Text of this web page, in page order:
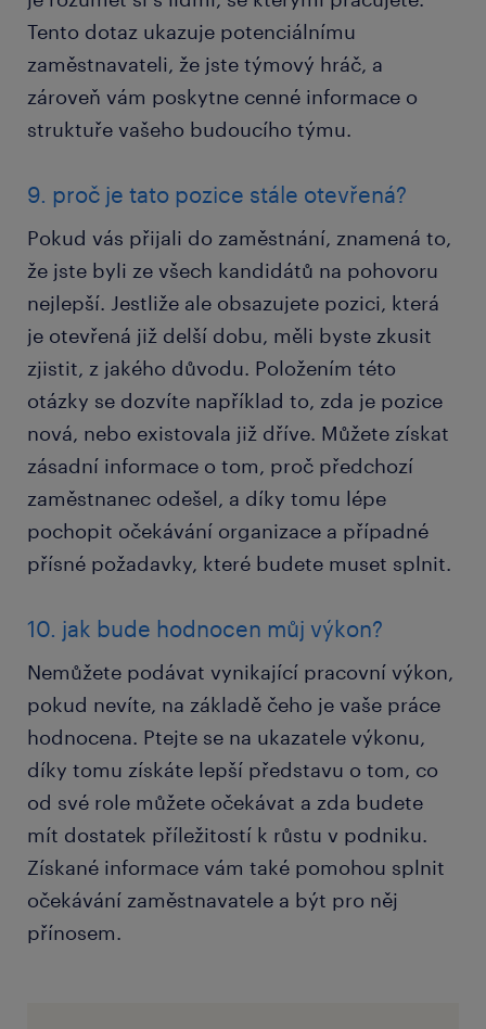
Tento dotaz ukazuje potenciálnímu
zaměstnavateli, že jste týmový hráč, a
zároveň vám poskytne cenné informace o
struktuře vašeho budoucího týmu.
9. proč je tato pozice stále otevřená?
Pokud vás přijali do zaměstnání, znamená to,
že jste byli ze všech kandidátů na pohovoru
nejlepší. Jestliže ale obsazujete pozici, která
je otevřená již delší dobu, měli byste zkusit
zjistit, z jakého důvodu. Položením této
otázky se dozvíte například to, zda je pozice
nová, nebo existovala již dříve. Můžete získat
zásadní informace o tom, proč předchozí
zaměstnanec odešel, a díky tomu lépe
pochopit očekávání organizace a případné
přísné požadavky, které budete muset splnit.
10. jak bude hodnocen můj výkon?
Nemůžete podávat vynikající pracovní výkon,
pokud nevíte, na základě čeho je vaše práce
hodnocena. Ptejte se na ukazatele výkonu,
díky tomu získáte lepší představu o tom, co
od své role můžete očekávat a zda budete
mít dostatek příležitostí k růstu v podniku.
Získané informace vám také pomohou splnit
očekávání zaměstnavatele a být pro něj
přínosem.